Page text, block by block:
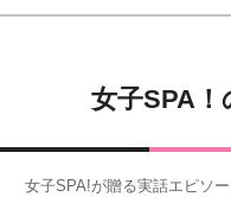
女子SPA！
女子SPA!が贈る実話エピソ